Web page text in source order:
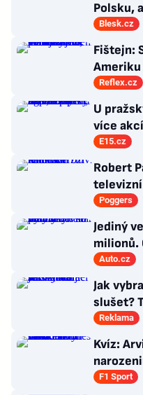
Polsku,
Blesk.cz
Fištejn:
Ameriku
zajeté
Reflex.cz
U
více
říká
E15.cz
Robert
Poggers
Jediný
milionů.
bouřili
Auto.cz
Jak
slušet?
Reklama
Kvíz:
F1 Sport